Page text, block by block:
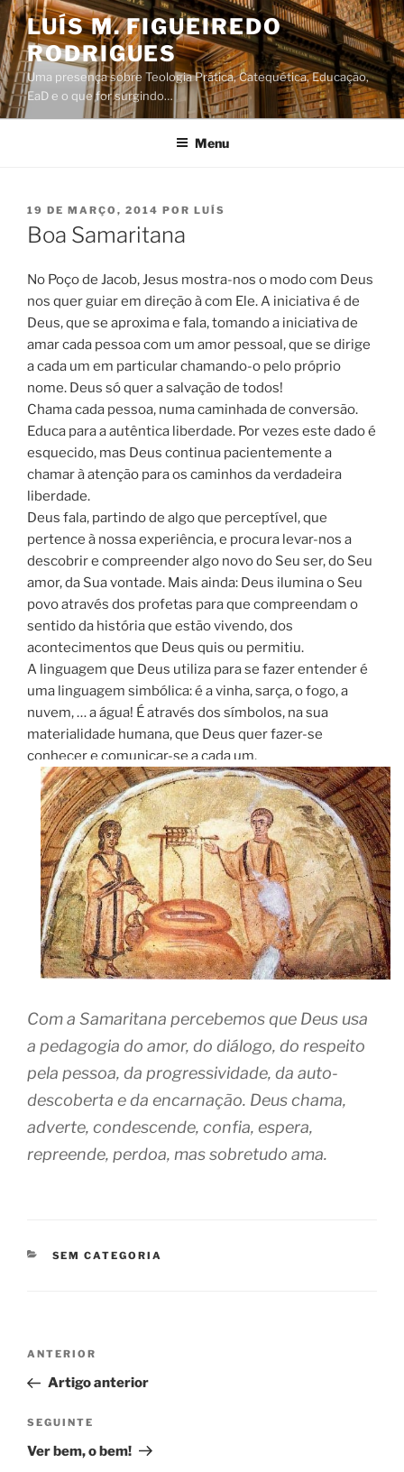
Saltar
para
o
conteúdo
LUÍS M. FIGUEIREDO
RODRIGUES
Uma presença sobre Teologia Prática, Catequética, Educação,
EaD e o que for surgindo…
Menu
PUBLICADO
EM
19 DE MARÇO, 2014 POR LUÍS
Boa Samaritana
No Poço de Jacob, Jesus mostra-nos o modo com Deus
nos quer guiar em direção à com Ele. A iniciativa é de
Deus, que se aproxima e fala, tomando a iniciativa de
amar cada pessoa com um amor pessoal, que se dirige
a cada um em particular chamando-o pelo próprio
nome. Deus só quer a salvação de todos!
Chama cada pessoa, numa caminhada de conversão.
Educa para a autêntica liberdade. Por vezes este dado é
esquecido, mas Deus continua pacientemente a
chamar à atenção para os caminhos da verdadeira
liberdade.
Deus fala, partindo de algo que perceptível, que
pertence à nossa experiência, e procura levar-nos a
descobrir e compreender algo novo do Seu ser, do Seu
amor, da Sua vontade. Mais ainda: Deus ilumina o Seu
povo através dos profetas para que compreendam o
sentido da história que estão vivendo, dos
acontecimentos que Deus quis ou permitiu.
A linguagem que Deus utiliza para se fazer entender é
uma linguagem simbólica: é a vinha, sarça, o fogo, a
nuvem, … a água! É através dos símbolos, na sua
materialidade humana, que Deus quer fazer-se
conhecer e comunicar-se a cada um.
Com a Samaritana percebemos que Deus usa
a pedagogia do amor, do diálogo, do respeito
pela pessoa, da progressividade, da auto-
descoberta e da encarnação. Deus chama,
adverte, condescende, confia, espera,
repreende, perdoa, mas sobretudo ama.
CATEGORIAS
SEM CATEGORIA
Navegação
artigos
Conteúdo
anterior
ANTERIOR
Artigo anterior
Conteúdo
seguinte
SEGUINTE
Ver bem, o bem!